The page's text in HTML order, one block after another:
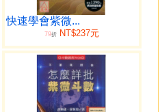
快速學會紫微...
79折NT$237元